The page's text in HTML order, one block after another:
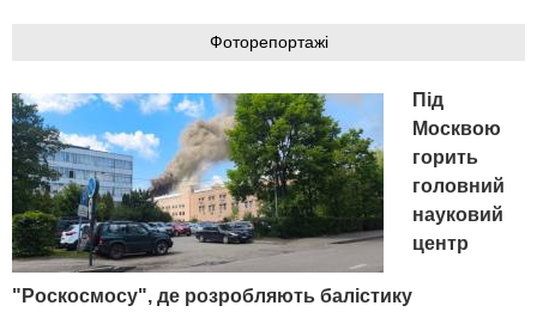
Фоторепортажі
Під
Москвою
горить
головний
науковий
центр
"Роскосмосу", де розробляють балістику